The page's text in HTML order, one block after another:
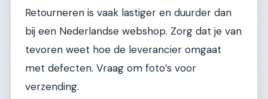
Retourneren is vaak lastiger en duurder dan
bij een Nederlandse webshop. Zorg dat je van
tevoren weet hoe de leverancier omgaat
met defecten. Vraag om foto’s voor
verzending.